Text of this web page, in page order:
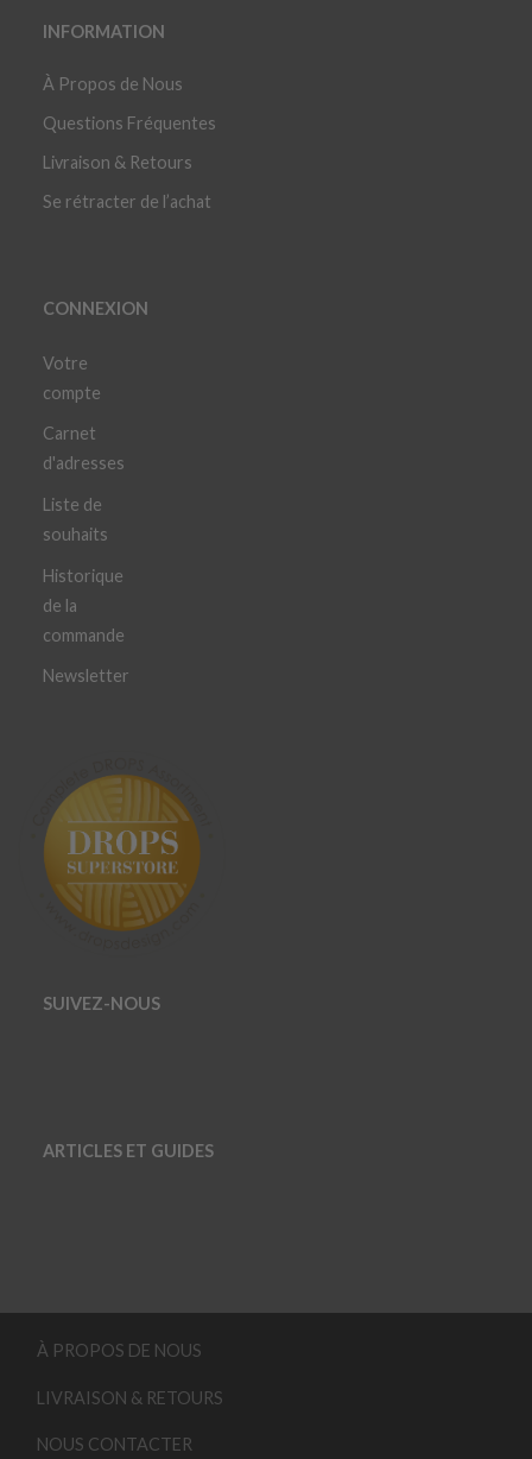
INFORMATION
À Propos de Nous
Questions Fréquentes
Livraison & Retours
Se rétracter de l’achat
CONNEXION
Votre
compte
Carnet
d'adresses
Liste de
souhaits
Historique
de la
commande
Newsletter
SUIVEZ-NOUS
ARTICLES ET GUIDES
À PROPOS DE NOUS
LIVRAISON & RETOURS
NOUS CONTACTER